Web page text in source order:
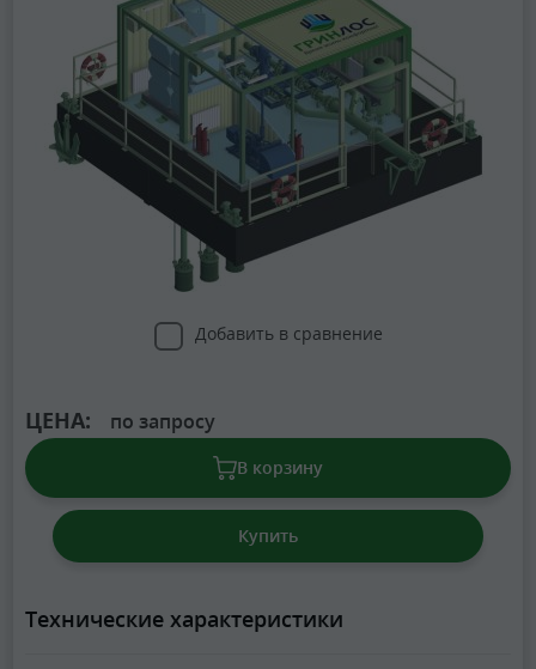
Добавить в сравнение
ЦЕНА: по запросу
В корзину
Купить
Технические характеристики